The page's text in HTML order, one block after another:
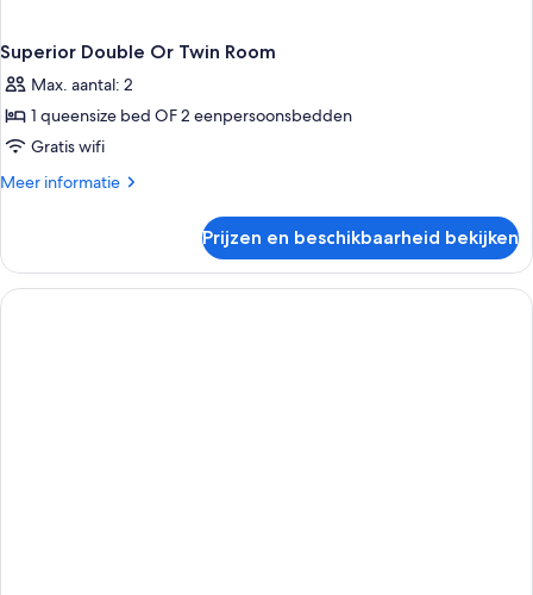
Superior Double Or Twin Room
Max. aantal: 2
1 queensize bed OF 2 eenpersoonsbedden
Gratis wifi
Meer informatie
Meer
Double
Or
Twin
Prijzen en beschikbaarheid bekijken